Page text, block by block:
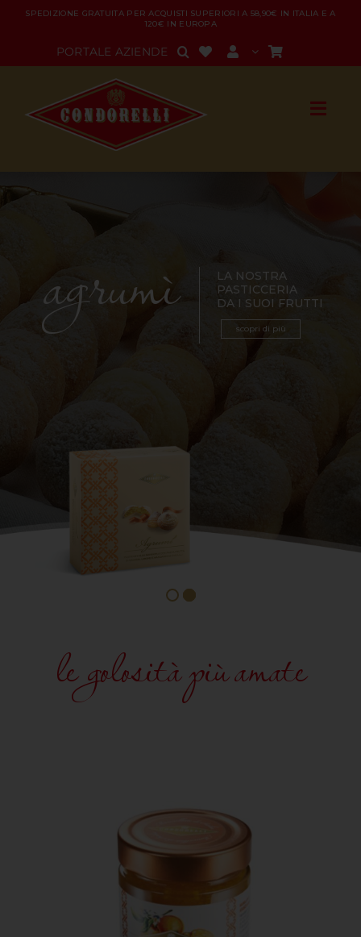
Salta
contenuto
SPEDIZIONE GRATUITA PER ACQUISTI SUPERIORI A 58,90€ IN ITALIA E A
120€ IN EUROPA
PORTALE AZIENDE
LA NOSTRA
PASTICCERIA
DA I SUOI FRUTTI
agrumì scopri di più
le golosità più amate